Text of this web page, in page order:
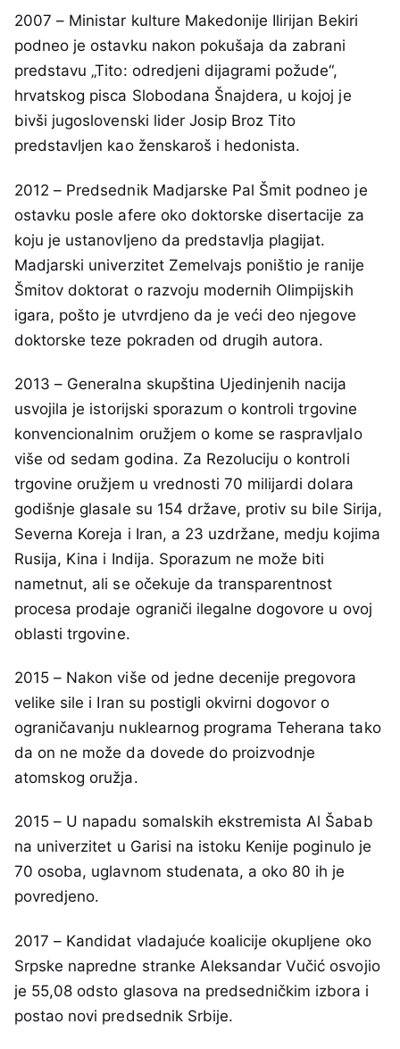
2007 – Ministar kulture Makedonije Ilirijan Bekiri
podneo je ostavku nakon pokušaja da zabrani
predstavu „Tito: odredjeni dijagrami požude“,
hrvatskog pisca Slobodana Šnajdera, u kojoj je
bivši jugoslovenski lider Josip Broz Tito
predstavljen kao ženskaroš i hedonista.
2012 – Predsednik Madjarske Pal Šmit podneo je
ostavku posle afere oko doktorske disertacije za
koju je ustanovljeno da predstavlja plagijat.
Madjarski univerzitet Zemelvajs poništio je ranije
Šmitov doktorat o razvoju modernih Olimpijskih
igara, pošto je utvrdjeno da je veći deo njegove
doktorske teze pokraden od drugih autora.
2013 – Generalna skupština Ujedinjenih nacija
usvojila je istorijski sporazum o kontroli trgovine
konvencionalnim oružjem o kome se raspravljalo
više od sedam godina. Za Rezoluciju o kontroli
trgovine oružjem u vrednosti 70 milijardi dolara
godišnje glasale su 154 države, protiv su bile Sirija,
Severna Koreja i Iran, a 23 uzdržane, medju kojima
Rusija, Kina i Indija. Sporazum ne može biti
nametnut, ali se očekuje da transparentnost
procesa prodaje ograniči ilegalne dogovore u ovoj
oblasti trgovine.
2015 – Nakon više od jedne decenije pregovora
velike sile i Iran su postigli okvirni dogovor o
ograničavanju nuklearnog programa Teherana tako
da on ne može da dovede do proizvodnje
atomskog oružja.
2015 – U napadu somalskih ekstremista Al Šabab
na univerzitet u Garisi na istoku Kenije poginulo je
70 osoba, uglavnom studenata, a oko 80 ih je
povredjeno.
2017 – Kandidat vladajuće koalicije okupljene oko
Srpske napredne stranke Aleksandar Vučić osvojio
je 55,08 odsto glasova na predsedničkim izbora i
postao novi predsednik Srbije.